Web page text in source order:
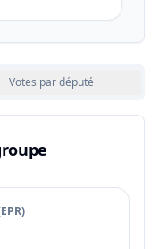
Votes par député
EPR)